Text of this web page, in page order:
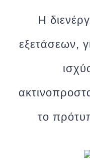
Η
εξετάσεων,
το